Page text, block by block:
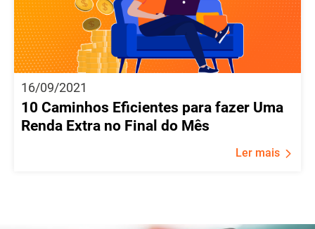
16/09/2021
10 Caminhos Eficientes para fazer Uma
Renda Extra no Final do Mês
Ler mais